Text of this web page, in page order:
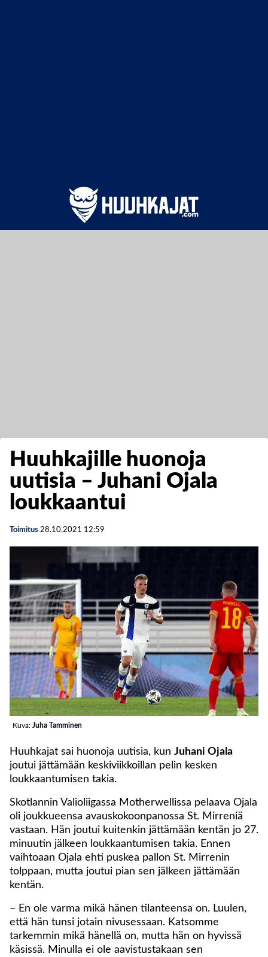
Huuhkajille huonoja
uutisia – Juhani Ojala
loukkaantui
Toimitus 28.10.2021 12:59
Kuva: Juha Tamminen
Huuhkajat sai huonoja uutisia, kun Juhani Ojala
joutui jättämään keskiviikkoillan pelin kesken
loukkaantumisen takia.
Skotlannin Valioliigassa Motherwellissa pelaava Ojala
oli joukkueensa avauskokoonpanossa St. Mirreniä
vastaan. Hän joutui kuitenkin jättämään kentän jo 27.
minuutin jälkeen loukkaantumisen takia. Ennen
vaihtoaan Ojala ehti puskea pallon St. Mirrenin
tolppaan, mutta joutui pian sen jälkeen jättämään
kentän.
– En ole varma mikä hänen tilanteensa on. Luulen,
että hän tunsi jotain nivusessaan. Katsomme
tarkemmin mikä hänellä on, mutta hän on hyvissä
käsissä. Minulla ei ole aavistustakaan sen